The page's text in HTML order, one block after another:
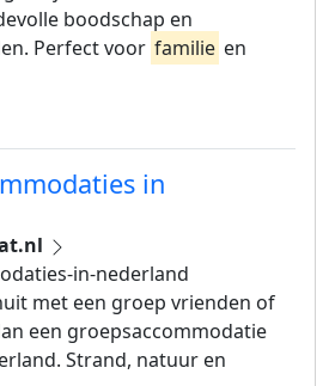
boodschap en
Perfect voor familie en
in
in-nederland
met een groep vrienden of
een groepsaccommodatie
Strand, natuur en